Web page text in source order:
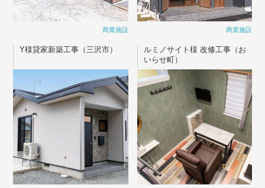
商業施設 商業施設
Y様貸家新築工事（三沢市）
ルミノサイト様 改修工事（お
いらせ町）